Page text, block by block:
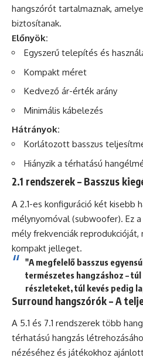
hangszórót tartalmaznak,
biztosítanak.
Előnyök:
Egyszerű telepítés és
Kompakt méret
Kedvező ár-érték arány
Minimális kábelezés
Hátrányok:
Korlátozott basszus
Hiányzik a térhatású
2.1 rendszerek – Basszus
A 2.1-es konfiguráció két kisebb
mélynyomóval (subwoofer). Ez
mély frekvenciák reprodukcióját,
kompakt jelleget.
"A megfelelő basszus
természetes hangzáshoz –
részleteket, túl kevés pedig
Surround hangszórók – A
A 5.1 és 7.1 rendszerek több
térhatású hangzás
nézéséhez és játékokhoz